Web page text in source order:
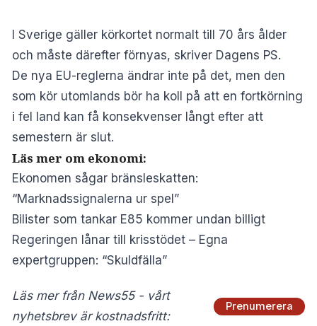
I Sverige gäller körkortet normalt till 70 års ålder
och måste därefter förnyas, skriver Dagens PS.
De nya EU-reglerna ändrar inte på det, men den
som kör utomlands bör ha koll på att en fortkörning
i fel land kan få konsekvenser långt efter att
semestern är slut.
Läs mer om ekonomi:
Ekonomen sågar bränsleskatten:
“Marknadssignalerna ur spel”
Bilister som tankar E85 kommer undan billigt
Regeringen lånar till krisstödet – Egna
expertgruppen: “Skuldfälla”
Läs mer från News55 - vårt
nyhetsbrev är kostnadsfritt:
Prenumerera